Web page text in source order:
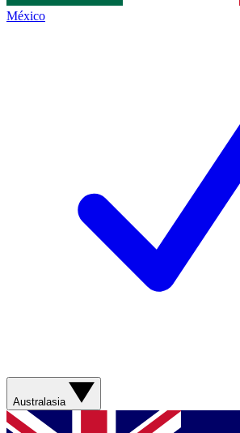
México
Australasia